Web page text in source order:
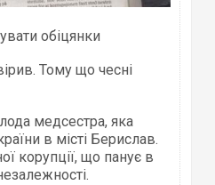
обіцянки
Тому що чесні
медсестра, яка
в місті Берислав.
корупції, що панує в